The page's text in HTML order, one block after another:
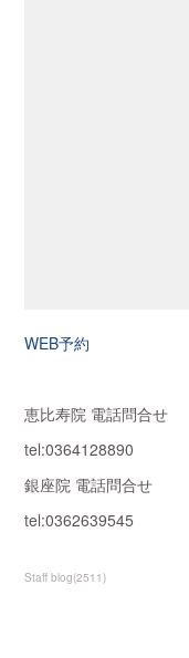
WEB予約
恵比寿院 電話問合せ
tel:0364128890
銀座院 電話問合せ
tel:0362639545
Staff blog(2511)